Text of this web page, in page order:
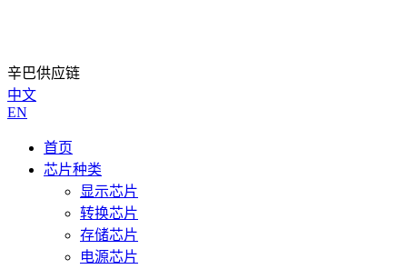
辛巴供应链
中文
EN
首页
芯片种类
显示芯片
转换芯片
存储芯片
电源芯片